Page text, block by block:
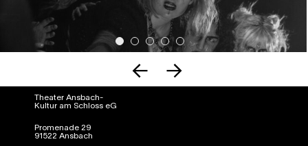
Theater Ansbach-
Kultur am Schloss eG
Promenade 29
91522 Ansbach